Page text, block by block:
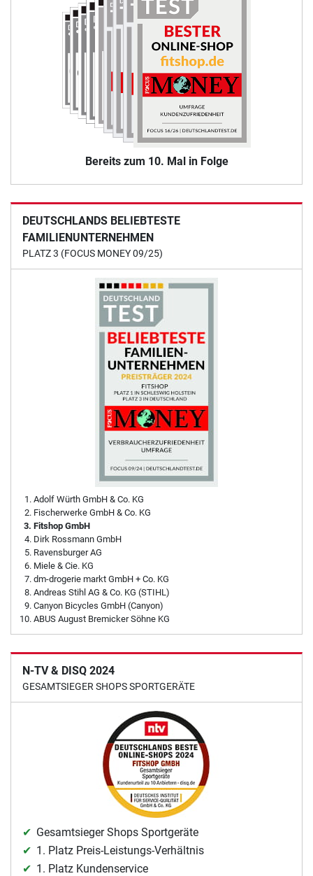
Bereits zum 10. Mal in Folge
DEUTSCHLANDS BELIEBTESTE
FAMILIENUNTERNEHMEN
PLATZ 3 (FOCUS MONEY 09/25)
Adolf Würth GmbH & Co. KG
Fischerwerke GmbH & Co. KG
Fitshop GmbH
Dirk Rossmann GmbH
Ravensburger AG
Miele & Cie. KG
dm-drogerie markt GmbH + Co. KG
Andreas Stihl AG & Co. KG (STIHL)
Canyon Bicycles GmbH (Canyon)
ABUS August Bremicker Söhne KG
N-TV & DISQ 2024
GESAMTSIEGER SHOPS SPORTGERÄTE
Gesamtsieger Shops Sportgeräte
1. Platz Preis-Leistungs-Verhältnis
1. Platz Kundenservice